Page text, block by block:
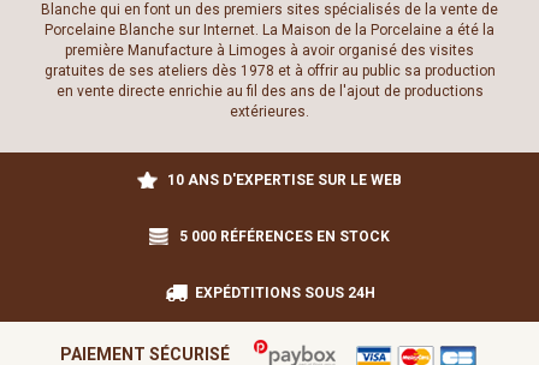
Blanche qui en font un des premiers sites spécialisés de la vente de
Porcelaine Blanche sur Internet. La Maison de la Porcelaine a été la
première Manufacture à Limoges à avoir organisé des visites
gratuites de ses ateliers dès 1978 et à offrir au public sa production
en vente directe enrichie au fil des ans de l'ajout de productions
extérieures.
10 ANS D'EXPERTISE SUR LE WEB
5 000 RÉFÉRENCES EN STOCK
EXPÉDTITIONS SOUS 24H
PAIEMENT SÉCURISÉ